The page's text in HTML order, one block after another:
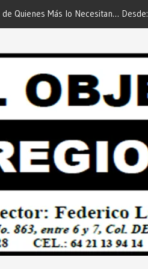
de Quienes Más lo Necesitan… Desde:
Regional”.